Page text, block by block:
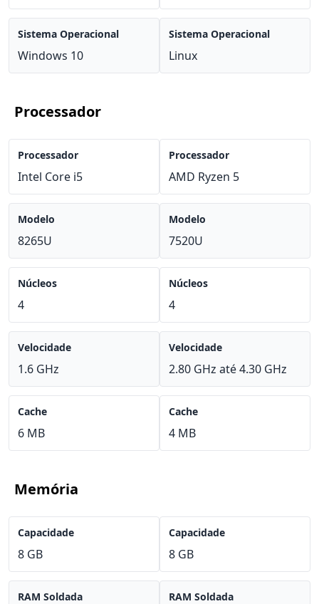
Sistema Operacional
Windows 10
Sistema Operacional
Linux
Processador
Processador
Intel Core i5
Modelo
8265U
Núcleos
4
Velocidade
1.6 GHz
Cache
6 MB
Processador
AMD Ryzen 5
Modelo
7520U
Núcleos
4
Velocidade
2.80 GHz até 4.30 GHz
Cache
4 MB
Memória
Capacidade
8 GB
RAM Soldada
Capacidade
8 GB
RAM Soldada